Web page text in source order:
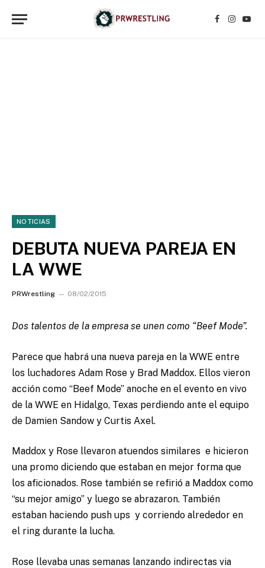
Facebook
NOTICIAS
DEBUTA NUEVA PAREJA EN
LA WWE
PRWrestling 08/02/2015
Dos talentos de la empresa se unen como “Beef Mode”.
Parece que habrá una nueva pareja en la WWE entre
los luchadores Adam Rose y Brad Maddox. Ellos vieron
acción como “Beef Mode” anoche en el evento en vivo
de la WWE en Hidalgo, Texas perdiendo ante el equipo
de Damien Sandow y Curtis Axel.
Maddox y Rose llevaron atuendos similares e hicieron
una promo diciendo que estaban en mejor forma que
los aficionados. Rose también se refirió a Maddox como
“su mejor amigo” y luego se abrazaron. También
estaban haciendo push ups y corriendo alrededor en
el ring durante la lucha.
Rose llevaba unas semanas lanzando indirectas via